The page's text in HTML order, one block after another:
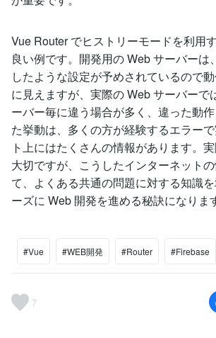
Vue Router でヒストリーモードを利用
良い例です。開発用の Web サーバーは
したような設定が予めされているので
に見えますが、実際の Web サーバーで
ーバー毎に違う場合が多く、違った動
た挙動は、多くの方が経験するエラー
ト上にはたくさんの情報があります。
大切ですが、こうしたインターネット
て、よくある共通の問題に対する知識
ーズに Web 開発を進める秘訣になりま
#Vue #WEB開発 #Router #Firebase
7